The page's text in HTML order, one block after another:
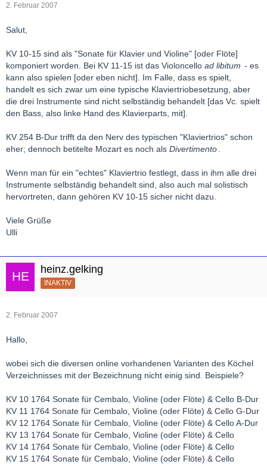
2. Februar 2007
Salut,
KV 10-15 sind als "Sonate für Klavier und Violine" [oder Flöte]
komponiert worden. Bei KV 11-15 ist das Violoncello ad libitum - es
kann also spielen [oder eben nicht]. Im Falle, dass es spielt,
handelt es sich zwar um eine typische Klaviertriobesetzung, aber
die drei Instrumente sind nicht selbständig behandelt [das Vc. spielt
den Bass, also linke Hand des Klavierparts, mit].
KV 254 B-Dur trifft da den Nerv des typischen "Klaviertrios" schon
eher; dennoch betitelte Mozart es noch als Divertimento
Wenn man für ein "echtes" Klaviertrio festlegt, dass in ihm alle drei
Instrumente selbständig behandelt sind, also auch mal solistisch
hervortreten, dann gehören KV 10-15 sicher nicht dazu.
Viele Grüße
Ulli
heinz.gelking
INAKTIV
2. Februar 2007
Hallo,
wobei sich die diversen online vorhandenen Varianten des Köchel
Verzeichnisses mit der Bezeichnung nicht einig sind. Beispiele?
KV 10 1764 Sonate für Cembalo, Violine (oder Flöte) & Cello B-Dur
KV 11 1764 Sonate für Cembalo, Violine (oder Flöte) & Cello G-Dur
KV 12 1764 Sonate für Cembalo, Violine (oder Flöte) & Cello A-Dur
KV 13 1764 Sonate für Cembalo, Violine (oder Flöte) & Cello
KV 14 1764 Sonate für Cembalo, Violine (oder Flöte) & Cello
KV 15 1764 Sonate für Cembalo, Violine (oder Flöte) & Cello